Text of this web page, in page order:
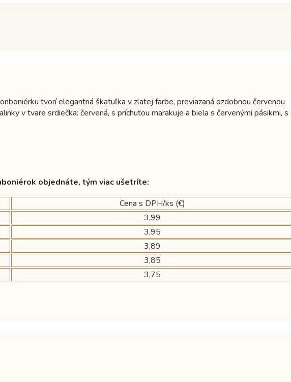
tvorí elegantná škatuľka v zlatej farbe, previazaná ozdobnou červenou
v tvare srdiečka: červená, s príchuťou marakuje a biela s červenými pásikmi, s
objednáte, tým viac ušetríte:
Cena s DPH/ks (€)
3,99
3,95
3,89
3,85
3,75